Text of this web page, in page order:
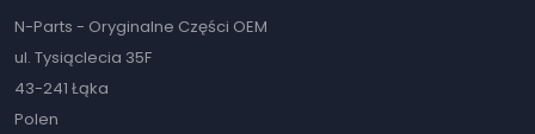
N-Parts - Oryginalne Części OEM
ul. Tysiąclecia 35F
43-241 Łąka
Polen